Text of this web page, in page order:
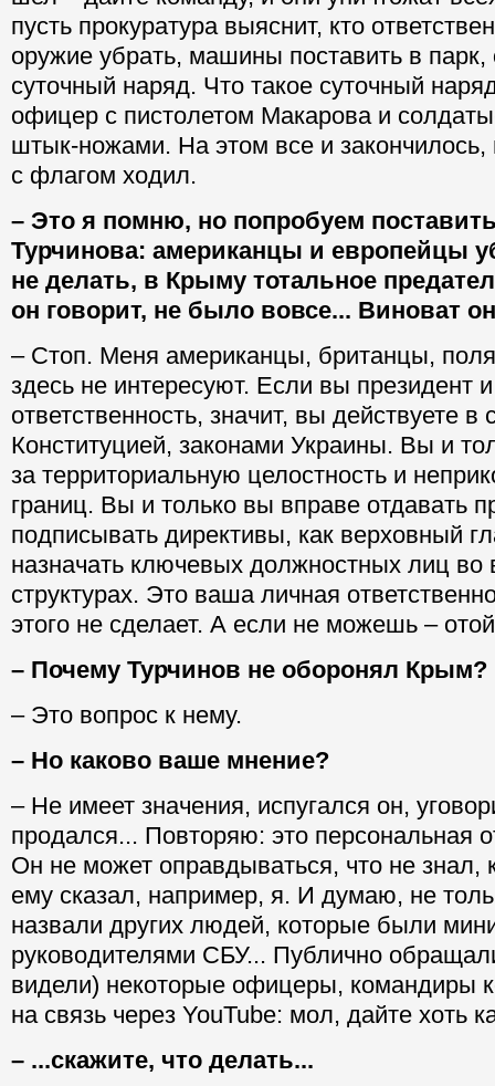
пусть прокуратура выяснит, кто
оружие убрать, машины поставить в парк,
суточный наряд. Что такое суточный
офицер с пистолетом Макарова и
штык-ножами. На этом все и
с флагом ходил.
– Это я помню, но попробуем
Турчинова: американцы и европейцы
не делать, в Крыму тотальное
он говорит, не было вовсе... Виноват
– Стоп. Меня американцы, британцы,
здесь не интересуют. Если вы президент
ответственность, значит, вы действуете в
Конституцией, законами Украины. Вы и
за территориальную целостность и
границ. Вы и только вы вправе отдавать
подписывать директивы, как верховный
назначать ключевых должностных лиц во
структурах. Это ваша личная
этого не сделает. А если не можешь –
– Почему Турчинов не оборонял Крым?
– Это вопрос к нему.
– Но каково ваше мнение?
– Не имеет значения, испугался он,
продался... Повторяю: это персональная
Он не может оправдываться, что не знал,
ему сказал, например, я. И думаю, не
назвали других людей, которые были
руководителями СБУ... Публично
видели) некоторые офицеры, командиры
на связь через YouTube: мол, дайте хоть
– ...скажите, что делать...